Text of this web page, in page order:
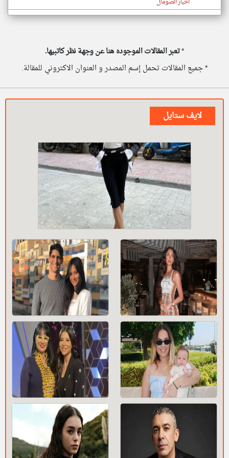
اخبار الصومال
*تعبر المقالات الموجوده هنا عن وجهة نظر كاتبيها.
* جميع المقالات تحمل إسم المصدر و العنوان الاكتروني للمقالة.
لايف ستايل